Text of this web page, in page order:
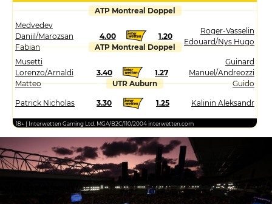
ATP Montreal Doppel
Medvedev
Daniil/Marozsan
Fabian
4.00 1.20
Roger-Vasselin
Edouard/Nys Hugo
ATP Montreal Doppel
Musetti
Lorenzo/Arnaldi
Matteo
3.40 1.27
Guinard
Manuel/Andreozzi
Guido
UTR Auburn
Patrick Nicholas 3.30 1.25 Kalinin Aleksandr
18+ | Interwetten Gaming Ltd. MGA/B2C/110/2004 interwetten.com